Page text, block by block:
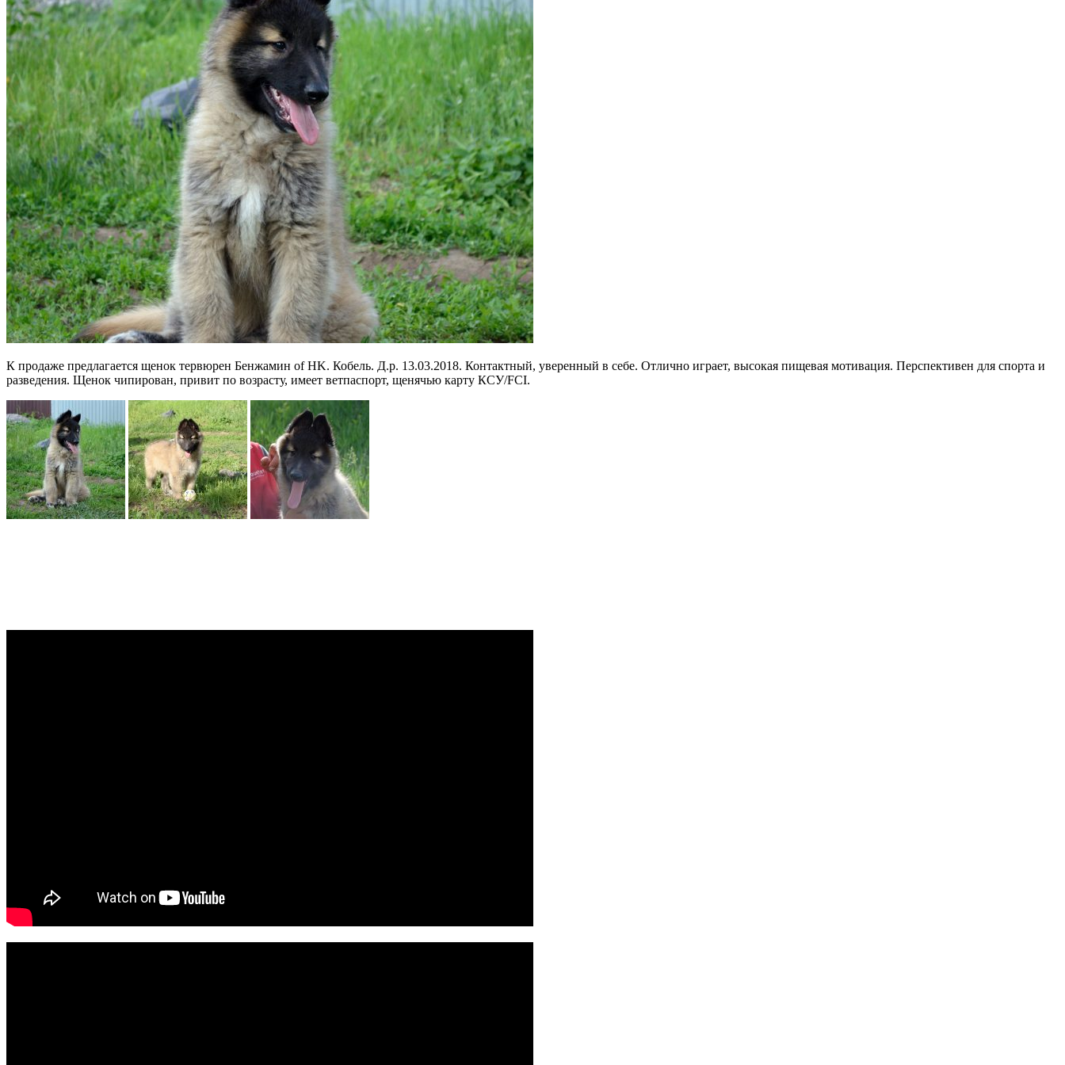
К продаже предлагается щенок тервюрен Бенжамин of HK. Кобель. Д.р. 13.03.2018. Контактный, уверенный в себе. Отлично играет, высокая пищевая мотивация. Перспективен для спорта и
разведения. Щенок чипирован, привит по возрасту, имеет ветпаспорт, щенячью карту КСУ/FCI.